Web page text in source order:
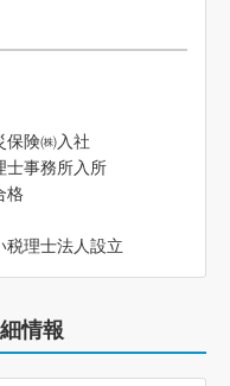
険㈱入社
事務所入所
格
理士法人設立
情報